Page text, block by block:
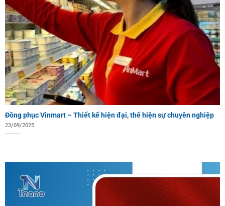
Đồng phục Vinmart – Thiết kế hiện đại, thể hiện sự chuyên nghiệp
23/09/2025